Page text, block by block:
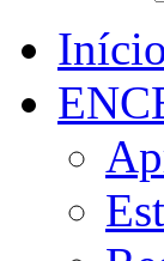
Início